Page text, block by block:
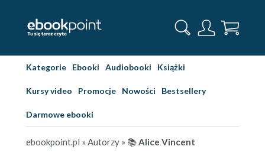
Kategorie Ebooki Audiobooki Książki
Kursy video Promocje Nowości Bestsellery
Darmowe ebooki
ebookpoint.pl » Autorzy » 📚Alice Vincent